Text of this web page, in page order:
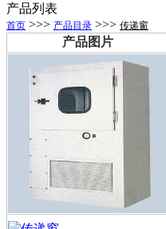
产品列表
首页 >>> 产品目录 >>> 传递窗
产品图片